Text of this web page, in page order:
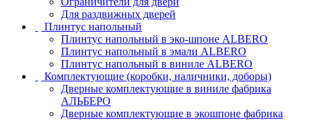
Для раздвижных дверей
Плинтус напольный
Плинтус напольный в эко-шпоне ALBERO
Плинтус напольный в эмали ALBERO
Плинтус напольный в виниле ALBERO
Комплектующие (коробки, наличники, доборы)
Дверные комплектующие в виниле фабрика
АЛЬБЕРО
Дверные комплектующие в экошпоне фабрика